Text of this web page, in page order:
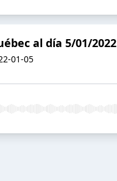
al día 5/01/2022
01-05